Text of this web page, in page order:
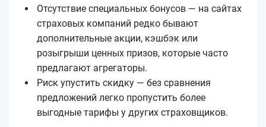
Отсутствие специальных бонусов — на сайтах
страховых компаний редко бывают
дополнительные акции, кэшбэк или
розыгрыши ценных призов, которые часто
предлагают агрегаторы.
Риск упустить скидку — без сравнения
предложений легко пропустить более
выгодные тарифы у других страховщиков.